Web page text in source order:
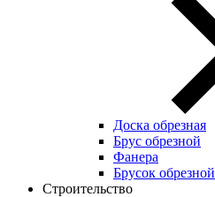
Доска обрезная
Брус обрезной
Фанера
Брусок обрезной
Строительство